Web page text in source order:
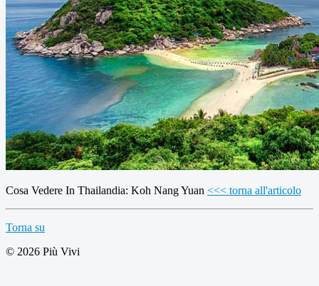
Cosa Vedere In Thailandia: Koh Nang Yuan <<< torna all'articolo
Torna su
© 2026 Più Vivi